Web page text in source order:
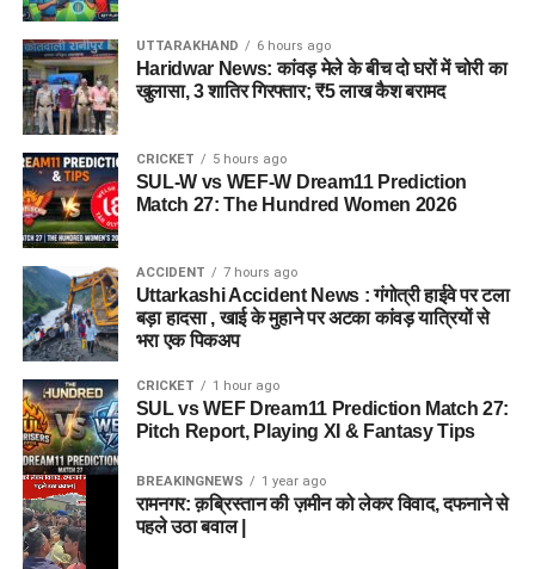
UTTARAKHAND 6 hours ago
Haridwar News: कांवड़ मेले के बीच दो घरों में चोरी का
खुलासा, 3 शातिर गिरफ्तार; ₹5 लाख कैश बरामद
CRICKET 5 hours ago
SUL-W vs WEF-W Dream11 Prediction
Match 27: The Hundred Women 2026
ACCIDENT 7 hours ago
Uttarkashi Accident News : गंगोत्री हाईवे पर टला
बड़ा हादसा , खाई के मुहाने पर अटका कांवड़ यात्रियों से
भरा एक पिकअप
CRICKET 1 hour ago
SUL vs WEF Dream11 Prediction Match 27:
Pitch Report, Playing XI & Fantasy Tips
BREAKINGNEWS 1 year ago
रामनगर: क़ब्रिस्तान की ज़मीन को लेकर विवाद, दफनाने से
पहले उठा बवाल |